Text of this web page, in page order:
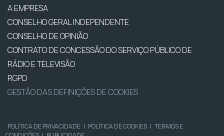
A EMPRESA
CONSELHO GERAL INDEPENDENTE
CONSELHO DE OPINIÃO
CONTRATO DE CONCESSÃO DO SERVIÇO PÚBLICO DE
RÁDIO E TELEVISÃO
RGPD
GESTÃO DAS DEFINIÇÕES DE COOKIES
POLÍTICA DE PRIVACIDADE | POLÍTICA DE COOKIES | TERMOS E